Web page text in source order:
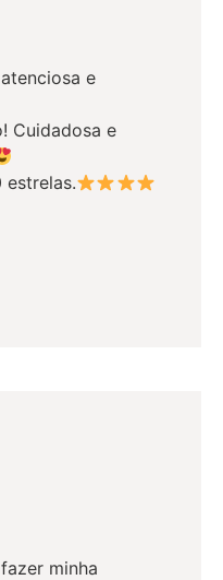
e
Cuidadosa e
estrelas.
minha